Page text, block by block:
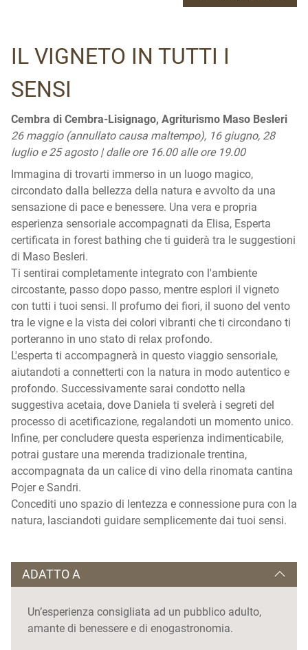
IL VIGNETO IN TUTTI I
SENSI
Cembra di Cembra-Lisignago, Agriturismo Maso Besleri
26 maggio (annullato causa maltempo), 16 giugno, 28
luglio e 25 agosto | dalle ore 16.00 alle ore 19.00
Immagina di trovarti immerso in un luogo magico,
circondato dalla bellezza della natura e avvolto da una
sensazione di pace e benessere. Una vera e propria
esperienza sensoriale accompagnati da Elisa, Esperta
certificata in forest bathing che ti guiderà tra le suggestioni
di Maso Besleri.
Ti sentirai completamente integrato con l'ambiente
circostante, passo dopo passo, mentre esplori il vigneto
con tutti i tuoi sensi. Il profumo dei fiori, il suono del vento
tra le vigne e la vista dei colori vibranti che ti circondano ti
porteranno in uno stato di relax profondo.
L'esperta ti accompagnerà in questo viaggio sensoriale,
aiutandoti a connetterti con la natura in modo autentico e
profondo. Successivamente sarai condotto nella
suggestiva acetaia, dove Daniela ti svelerà i segreti del
processo di acetificazione, regalandoti un momento unico.
Infine, per concludere questa esperienza indimenticabile,
potrai gustare una merenda tradizionale trentina,
accompagnata da un calice di vino della rinomata cantina
Pojer e Sandri.
Concediti uno spazio di lentezza e connessione pura con la
natura, lasciandoti guidare semplicemente dai tuoi sensi.
ADATTO A
Un’esperienza consigliata ad un pubblico adulto,
amante di benessere e di enogastronomia.